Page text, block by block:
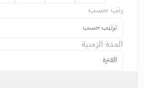
رتب حسب
ترتيب حسب
المدة الزمنية
الفترة